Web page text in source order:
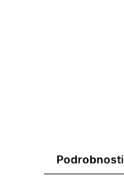
Podrobnosti